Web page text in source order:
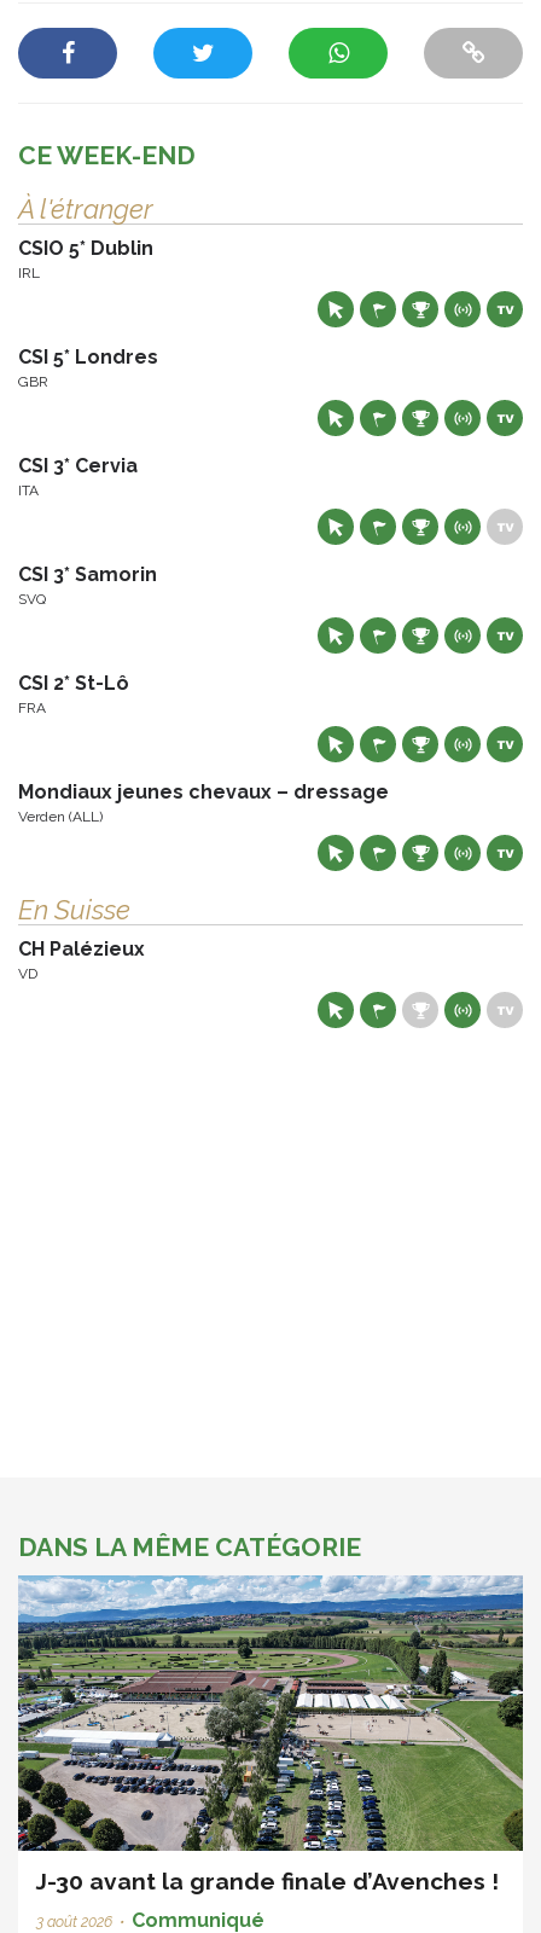
CE WEEK-END
À l'étranger
CSIO 5* Dublin
IRL
CSI 5* Londres
GBR
CSI 3* Cervia
ITA
CSI 3* Samorin
SVQ
CSI 2* St-Lô
FRA
Mondiaux jeunes chevaux – dressage
Verden (ALL)
En Suisse
CH Palézieux
VD
DANS LA MÊME CATÉGORIE
J-30 avant la grande finale d’Avenches !
3 août 2026 • Communiqué